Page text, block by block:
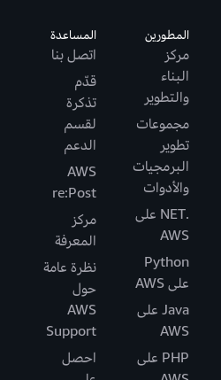
المطورين
مركز
البناء
والتطوير
مجموعات
تطوير
البرمجيات
والأدوات
.NET على
AWS
Python
على AWS
Java على
AWS
PHP على
المساعدة
اتصل بنا
قدّم
تذكرة
لقسم
الدعم
AWS
re:Post
مركز
المعرفة
نظرة عامة
حول
AWS
Support
احصل